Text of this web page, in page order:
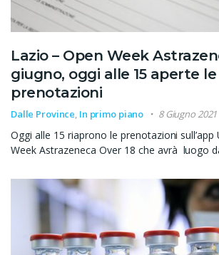
Lazio – Open Week
giugno, oggi alle 15 aperte le
prenotazioni
Dalle Province, In primo piano 8 Giugno 2021
Oggi alle 15 riaprono le prenotazioni sull’app
Week Astrazeneca Over 18 che avrà luogo